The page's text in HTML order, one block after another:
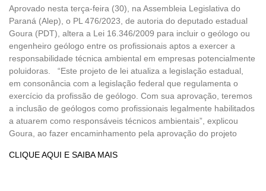
Aprovado nesta terça-feira (30), na Assembleia Legislativa do
Paraná (Alep), o PL 476/2023, de autoria do deputado estadual
Goura (PDT), altera a Lei 16.346/2009 para incluir o geólogo ou
engenheiro geólogo entre os profissionais aptos a exercer a
responsabilidade técnica ambiental em empresas potencialmente
poluidoras. “Este projeto de lei atualiza a legislação estadual,
em consonância com a legislação federal que regulamenta o
exercício da profissão de geólogo. Com sua aprovação, teremos
a inclusão de geólogos como profissionais legalmente habilitados
a atuarem como responsáveis técnicos ambientais”, explicou
Goura, ao fazer encaminhamento pela aprovação do projeto
CLIQUE AQUI E SAIBA MAIS